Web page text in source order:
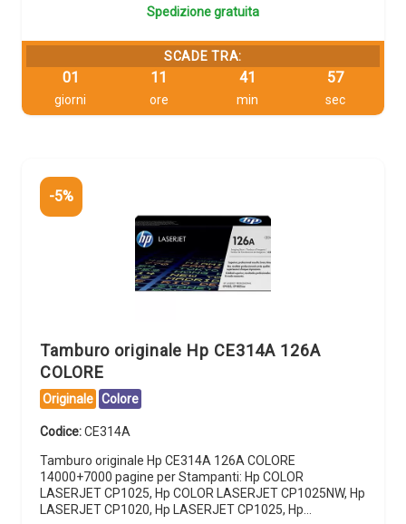
Spedizione gratuita
SCADE TRA:
01
giorni
11
ore
41
min
56
sec
-5%
Tamburo originale Hp CE314A 126A
COLORE
Originale Colore
Codice:CE314A
Tamburo originale Hp CE314A 126A COLORE
14000+7000 pagine per Stampanti: Hp COLOR
LASERJET CP1025, Hp COLOR LASERJET CP1025NW, Hp
LASERJET CP1020, Hp LASERJET CP1025, Hp…